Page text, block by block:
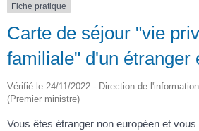
Fiche pratique
Carte de séjour "vie
familiale" d'un étranger
Vérifié le 24/11/2022 - Direction de
(Premier ministre)
Vous êtes étranger non européen et